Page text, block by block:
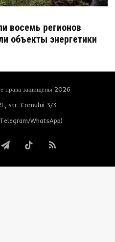
восемь регионов
объекты энергетики
права защищены 2026
str. Cornului 3/3
WhatsApp)
TelegramTikTokRSS